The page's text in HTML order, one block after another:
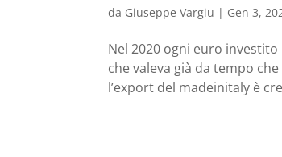
da Giuseppe Vargiu | Gen 3,
Nel 2020 ogni euro
che valeva già da tempo
l’export del madeinitaly è